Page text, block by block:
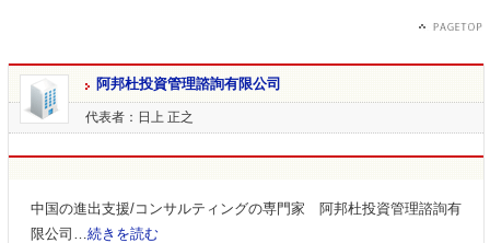
阿邦杜投資管理諮詢有限公司
代表者：日上 正之
中国の進出支援/コンサルティングの専門家 阿邦杜投資管理諮詢有
限公司… 続きを読む